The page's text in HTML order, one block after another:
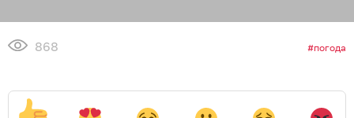
868 погода